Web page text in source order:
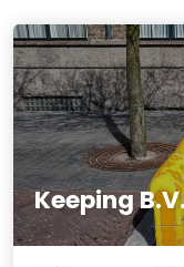
Keeping